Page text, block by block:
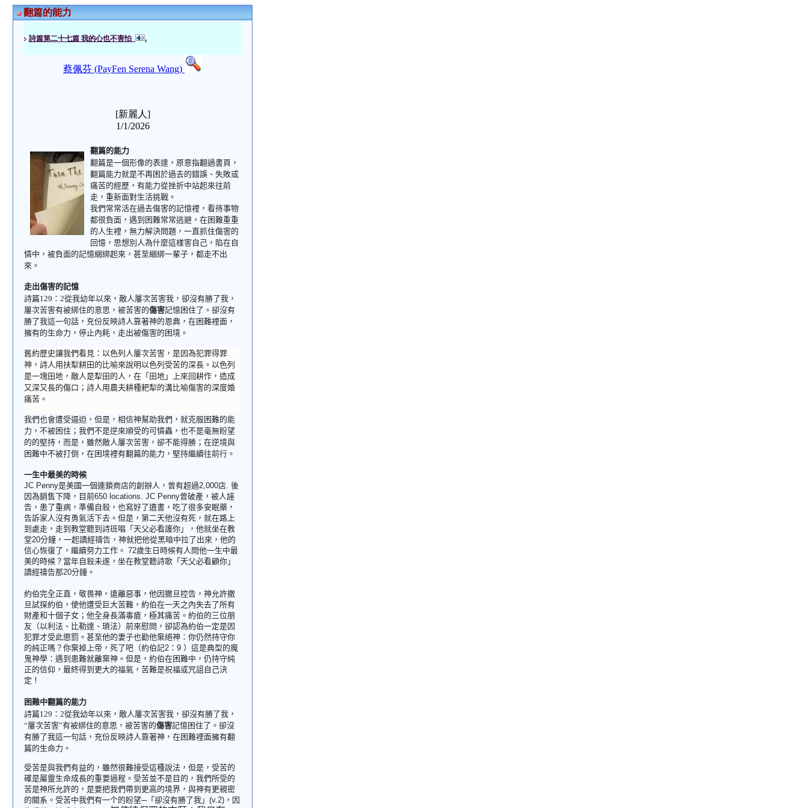
翻篇的能力
詩篇第二十七篇 我的心也不害怕 .
蔡佩芬 (PayFen Serena Wang)
[新麗人]
1/1/2026
翻篇的能力
翻篇是一個形像的表達，原意指翻過書頁，
翻篇能力就是不再困於過去的錯誤、失敗或
痛苦的經歷，有能力從挫折中站起來往前
走，重新面對生活挑戰。
我們常常活在過去傷害的記憶裡，看待事物
都很負面，遇到困難常常逃避，在困難重重
的人生裡，無力解決問題，一直抓住傷害的
回憶，思想別人為什麼這樣害自己，陷在自
憐中，被負面的記憶綑綁起來，甚至綑綁一輩子，都走不出
來。
走出傷害的記憶
詩篇129 ： 2從我幼年以來，敵人屢次苦害我，卻沒有勝了我，
屢次苦害有被綁住的意思，被苦害的傷害記憶困住了。 卻沒有
勝了我這一句話，充份反映詩人靠著神的恩典，在困難裡面，
擁有的生命力，停止內耗，走出被傷害的困境。
舊約歷史讓我們看見：以色列人屢次苦害 ，是因為犯罪得罪
神，詩人用扶犁耕田的比喻來說明以色列受苦的深長。以色列
是一塊田地，敵人是犁田的人，在「田地」上來回耕作，造成
又深又長的傷口；詩人用農夫耕種耙犁的溝比喻傷害的深度婚
痛苦。
我們也會遭受逼迫，但是， 相信神幫助我們，就克服困難的能
力， 不被困住； 我們不是逆來順受的可憐蟲，也不是毫無盼望
的的堅持，而是， 雖然敵人屢次苦害 ，卻不能得勝 ； 在逆境與
困難中不被打倒，在困境裡有翻篇的能力，堅持繼續往前行。
一生中最美的時候
JC Penny是美國一個連鎖商店的創辦人，曾有超過2,000店. 後
因為銷售下降，目前650 locations. JC Penny曾破產，被人誣
告，患了重病，準備自殺，也寫好了遺書，吃了很多安眠藥，
告訴家人沒有勇氣活下去。但是，第二天他沒有死，就在路上
到處走，走到教堂聽到詩班唱「天父必看護你」，他就坐在教
堂20分鐘，一起讀經禱告，神就把他從黑暗中拉了出來，他的
信心恢復了，繼續努力工作。 72歲生日時候有人問他一生中最
美的時候？當年自殺未遂，坐在教堂聽詩歌「天父必看顧你」
讀經禱告那20分鐘。
約伯完全正直，敬畏神，遠離惡事 ，他因撒旦控告，神允許撒
旦試探約伯，使他遭受巨大苦難，約伯在一天之內失去了所有
財產和十個子女；他全身長滿毒瘡，極其痛苦。約伯的三位朋
友（以利法、比勒達、瑣法）前來慰問，卻認為約伯一定是因
犯罪才受此懲罰。甚至他的妻子也勸他棄絕神： 你仍然持守你
的純正嗎？你棄掉上帝，死了吧 （約伯記2 ： 9 ）這是典型的魔
鬼神學：遇到患難就離棄神。但是，約伯在困難中，仍持守純
正的信仰，最終得到更大的福氣，苦難是祝福或咒詛自己決
定！
困難中翻篇的能力
詩篇129 ： 2從我幼年以來，敵人屢次苦害我，卻沒有勝了我，
“屢次苦害”有被綁住的意思，被苦害的傷害記憶困住了。 卻沒
有勝了我這一句話，充份反映詩人靠著神，在困難裡面擁有翻
篇的生命力。
受苦是與我們有益的，雖然很難接受這種說法，但是，受苦的
確是屬靈生命成長的重要過程。受苦並不是目的，我們所受的
苦是神所允許的，是要把我們帶到更高的境界，與神有更親密
的關系。受苦中我們有一个的盼望─「卻沒有勝了我」 (v.2) ，因